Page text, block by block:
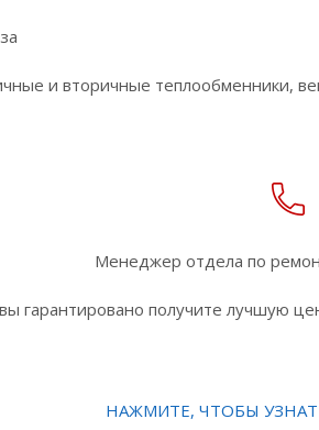
и вторичные теплообменники,
Менеджер отдела по
гарантировано получите лучшую
НАЖМИТЕ, ЧТОБЫ